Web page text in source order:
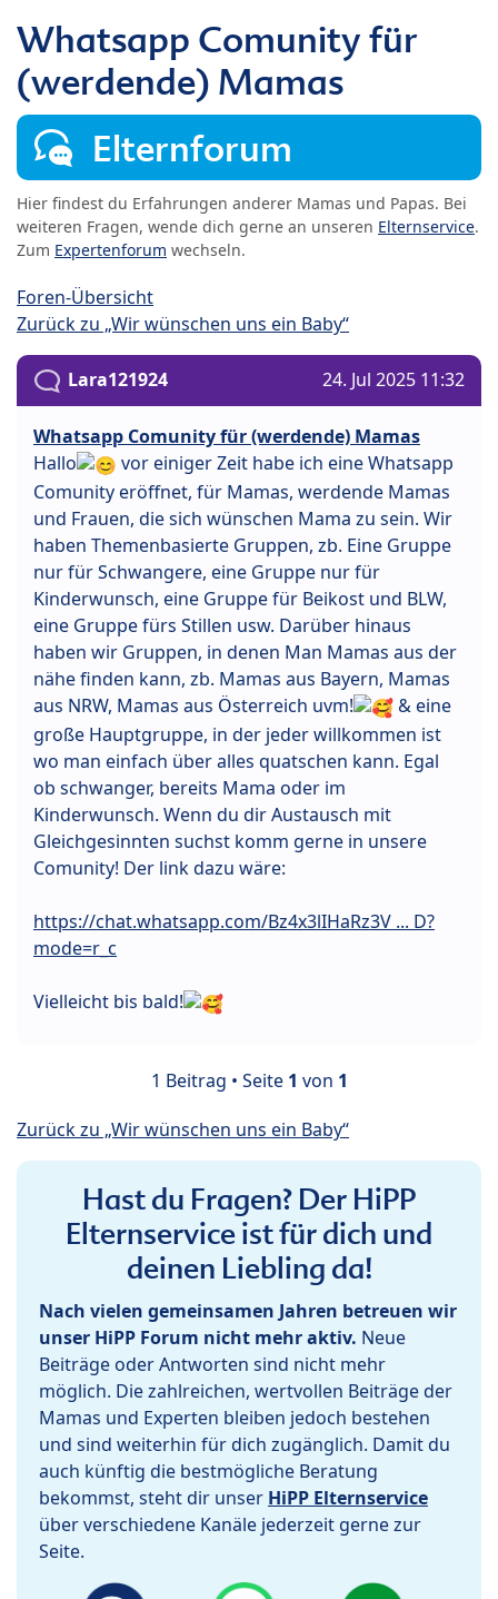
Whatsapp Comunity für
(werdende) Mamas
Elternforum
Hier findest du Erfahrungen anderer Mamas und Papas. Bei
weiteren Fragen, wende dich gerne an unseren Elternservice.
Zum Expertenforum wechseln.
Foren-Übersicht
Zurück zu „Wir wünschen uns ein Baby“
Lara121924 24. Jul 2025 11:32
Whatsapp Comunity für (werdende) Mamas
Hallo
vor einiger Zeit habe ich eine Whatsapp
Comunity eröffnet, für Mamas, werdende Mamas
und Frauen, die sich wünschen Mama zu sein. Wir
haben Themenbasierte Gruppen, zb. Eine Gruppe
nur für Schwangere, eine Gruppe nur für
Kinderwunsch, eine Gruppe für Beikost und BLW,
eine Gruppe fürs Stillen usw. Darüber hinaus
haben wir Gruppen, in denen Man Mamas aus der
nähe finden kann, zb. Mamas aus Bayern, Mamas
aus NRW, Mamas aus Österreich uvm!
& eine
große Hauptgruppe, in der jeder willkommen ist
wo man einfach über alles quatschen kann. Egal
ob schwanger, bereits Mama oder im
Kinderwunsch. Wenn du dir Austausch mit
Gleichgesinnten suchst komm gerne in unsere
Comunity! Der link dazu wäre:
https://chat.whatsapp.com/Bz4x3lIHaRz3V ... D?
mode=r_c
Vielleicht bis bald!
1 Beitrag • Seite 1 von 1
Zurück zu „Wir wünschen uns ein Baby“
Hast du Fragen? Der HiPP
Elternservice ist für dich und
deinen Liebling da!
Nach vielen gemeinsamen Jahren betreuen wir
unser HiPP Forum nicht mehr aktiv. Neue
Beiträge oder Antworten sind nicht mehr
möglich. Die zahlreichen, wertvollen Beiträge der
Mamas und Experten bleiben jedoch bestehen
und sind weiterhin für dich zugänglich. Damit du
auch künftig die bestmögliche Beratung
bekommst, steht dir unser HiPP Elternservice
über verschiedene Kanäle jederzeit gerne zur
Seite.